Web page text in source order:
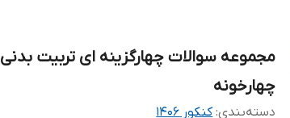
مجموعه سوالات چهارگزینه ای تربیت بدنی
چهارخونه
دسته‌بندی:کنکور 140۶